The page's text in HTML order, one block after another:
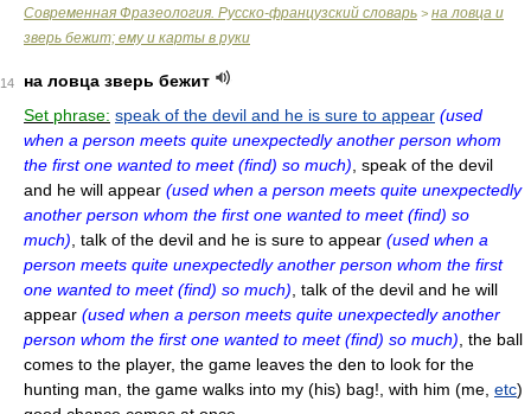
Современная Фразеология. Русско-французский словарь > на ловца и
зверь бежит; ему и карты в руки
14
на ловца зверь бежит
Set phrase: speak of the devil and he is sure to appear (used
when a person meets quite unexpectedly another person whom
the first one wanted to meet (find) so much) , speak of the devil
and he will appear (used when a person meets quite unexpectedly
another person whom the first one wanted to meet (find) so
much) , talk of the devil and he is sure to appear (used when a
person meets quite unexpectedly another person whom the first
one wanted to meet (find) so much) , talk of the devil and he will
appear (used when a person meets quite unexpectedly another
person whom the first one wanted to meet (find) so much) , the ball
comes to the player, the game leaves the den to look for the
hunting man, the game walks into my (his) bag!, with him (me, etc)